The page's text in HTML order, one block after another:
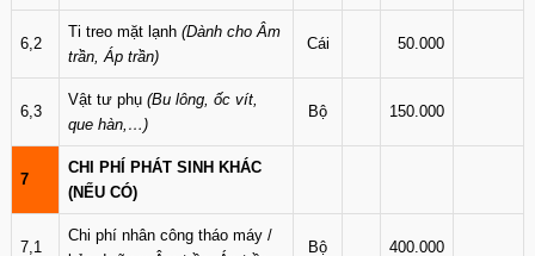
6,2
Ti treo mặt lạnh (Dành cho Âm
trần, Áp trần)
Cái 50.000
6,3
Vật tư phụ (Bu lông, ốc vít,
que hàn,…)
Bộ 150.000
7
CHI PHÍ PHÁT SINH KHÁC
(NẾU CÓ)
7,1
Chi phí nhân công tháo máy /
Bộ 400.000